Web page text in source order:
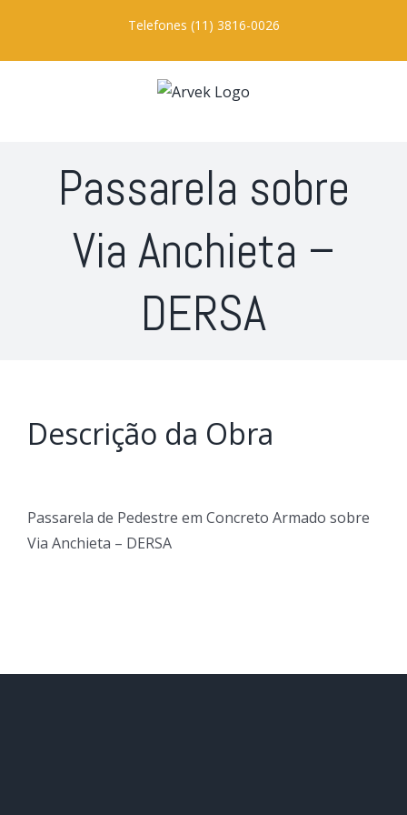
o
Telefones (11) 3816-0026
Passarela sobre
Via Anchieta –
DERSA
Descrição da Obra
Passarela de Pedestre em Concreto Armado sobre
Via Anchieta – DERSA